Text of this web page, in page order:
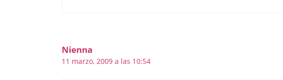
Nienna
11 marzo, 2009 a las 10:54